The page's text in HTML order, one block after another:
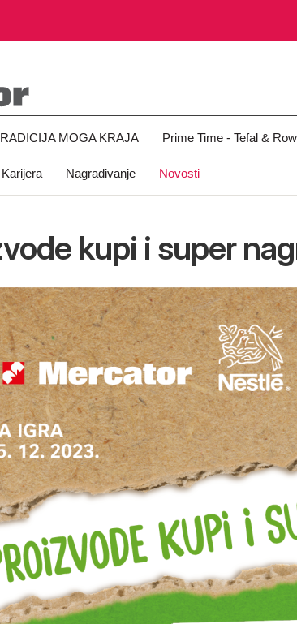
MOGA KRAJA Prime Time - Tefal &
Karijera Nagrađivanje Novosti
kupi i super